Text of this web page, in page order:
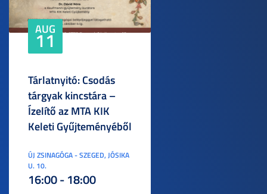
AUG
11
Tárlatnyitó: Csodás
tárgyak kincstára –
Ízelítő az MTA KIK
Keleti Gyűjteményéből
ÚJ ZSINAGÓGA - SZEGED, JÓSIKA
U. 10.
16:00 - 18:00